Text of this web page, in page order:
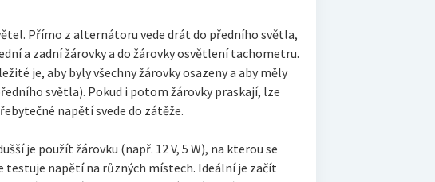
Přímo z alternátoru vede drát do předního světla,
a zadní žárovky a do žárovky osvětlení tachometru.
je, aby byly všechny žárovky osazeny a aby měly
světla). Pokud i potom žárovky praskají, lze
napětí svede do zátěže.
je použít žárovku (např. 12 V, 5 W), na kterou se
testuje napětí na různých místech. Ideální je začít